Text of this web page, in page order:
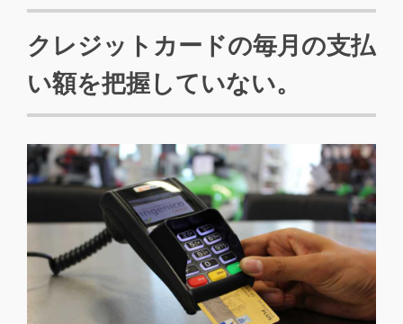
クレジットカードの毎月の支払
い額を把握していない。